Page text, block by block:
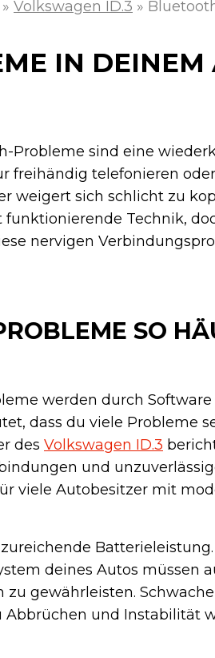
» Volkswagen ID.3 »
IN DEINEM
Probleme sind eine
freihändig telefonieren
weigert sich schlicht zu
Technik,
nervigen
SO
werden durch
dass du viele Probleme
des Volkswagen ID.3
und
viele Autobesitzer mit
deines Autos müssen
gewährleisten.
und Instabilität